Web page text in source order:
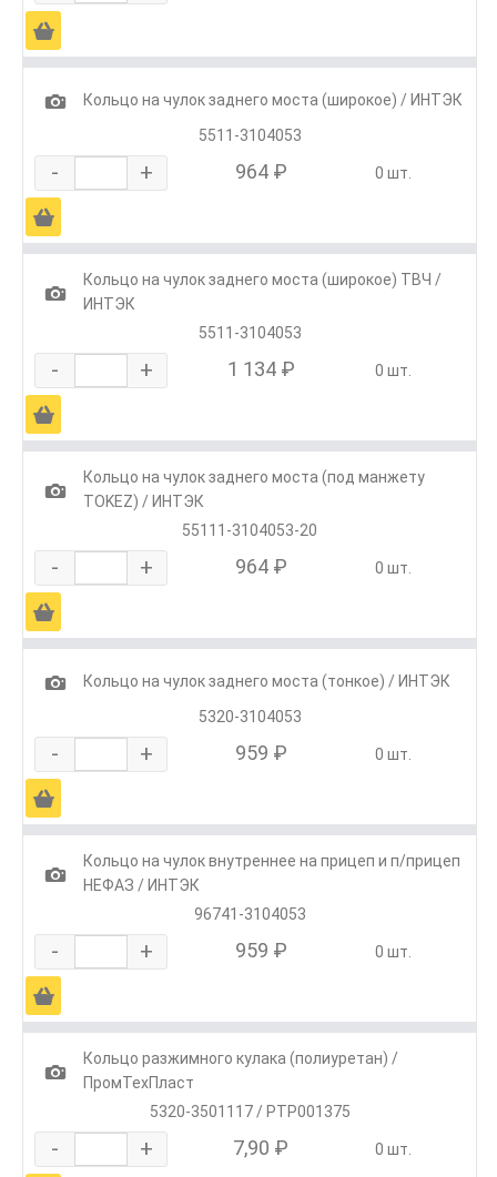
Ä
1
Кольцо на чулок заднего моста (широкое) / ИНТЭК
5511-3104053
- + 964 ₽ 0 шт.
Ä
1
Кольцо на чулок заднего моста (широкое) ТВЧ /
ИНТЭК
5511-3104053
- + 1 134 ₽ 0 шт.
Ä
1
Кольцо на чулок заднего моста (под манжету
TOKEZ) / ИНТЭК
55111-3104053-20
- + 964 ₽ 0 шт.
Ä
1
Кольцо на чулок заднего моста (тонкое) / ИНТЭК
5320-3104053
- + 959 ₽ 0 шт.
Ä
1
Кольцо на чулок внутреннее на прицеп и п/прицеп
НЕФАЗ / ИНТЭК
96741-3104053
- + 959 ₽ 0 шт.
Ä
1
Кольцо разжимного кулака (полиуретан) /
ПромТехПласт
5320-3501117 / РТР001375
- + 7,90 ₽ 0 шт.